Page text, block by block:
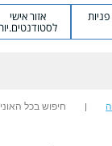
אזור אישי
חיפוש בכל